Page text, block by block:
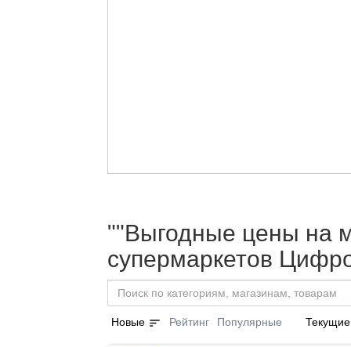
""Выгодные цены на
супермаркетов
Новые sort Рейтинг Популярные Текущие